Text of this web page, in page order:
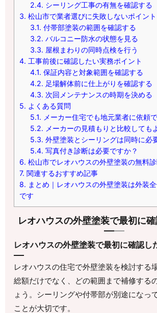
2.4. シーリング工事の有無を確認する
3. 松山市で業者選びに失敗しないポイント
3.1. 付帯部塗装の範囲を確認する
3.2. バルコニー防水の状態を見る
3.3. 屋根まわりの同時点検を行う
4. 工事前後に確認したい実務ポイント
4.1. 保証内容と対象範囲を確認する
4.2. 足場解体前に仕上がりを確認する
4.3. 次回メンテナンスの時期を決める
5. よくある質問
5.1. メーカー住宅でも地元業者に依頼
5.2. メーカーの見積もりと比較しても
5.3. 外壁塗装とシーリングは同時に必
5.4. 写真付き診断は必要ですか？
6. 松山市でレオハウスの外壁塗装の無料
7. 関連するおすすめ記事
8. まとめ｜レオハウスの外壁塗装は外装
です
レオハウスの外壁塗装で最初に
レオハウスの外壁塗装で最初に確認し
レオハウスの住宅で外壁塗装を検討する
総額だけでなく、どの範囲まで補修する
ょう。シーリングや付帯部が別途になっ
ことが大切です。